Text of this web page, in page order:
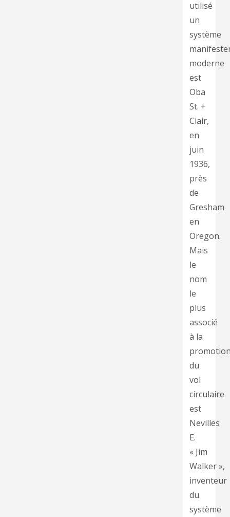
utilisé
un
système
moderne
est
Oba
St. +
Clair,
en
juin
1936,
près
de
Gresham
en
Oregon.
Mais
le
nom
le
plus
associé
à la
du
vol
circulaire
est
Nevilles
E.
« Jim
Walker »,
inventeur
du
système